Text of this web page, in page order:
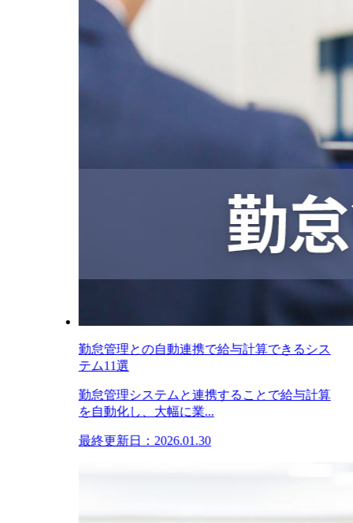
勤怠管理との自動連携で給与計算できるシス
テム11選
勤怠管理システムと連携することで給与計算
を自動化し、大幅に業...
最終更新日：2026.01.30